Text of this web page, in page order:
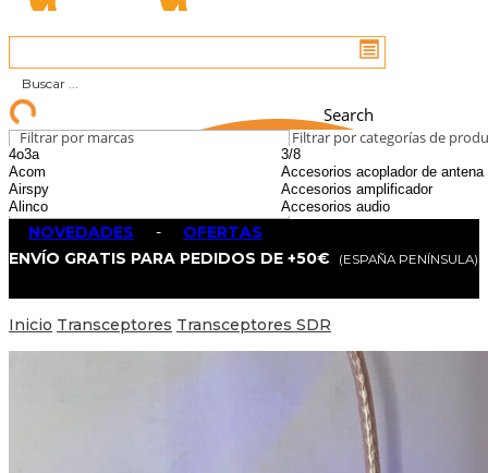
Search
Filtrar por marcas Filtrar por categorías de
NOVEDADES - OFERTAS
ENVÍO GRATIS PARA PEDIDOS DE +50€
(ESPAÑA PENÍNSULA)
Inicio Transceptores Transceptores SDR